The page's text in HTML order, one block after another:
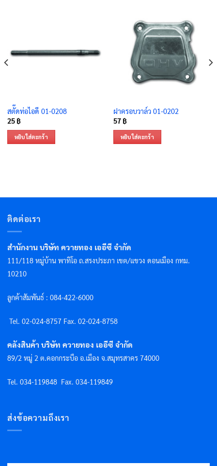
สตั๊ดท่อไอดี 01-0208
25 ฿
หยิบใส่ตะกร้า
ฝาครอบวาล์ว 01-0202
57 ฿
หยิบใส่ตะกร้า
ติดต่อเรา
สำนักงาน บริษัท ควายทอง เออีซี จำกัด
111/118 หมู่บ้าน พาทิโอ ถ.สรงประภา เขต/แขวง ดอนเมือง กทม.
10210
ลูกค้าสัมพันธ์ : 084-422-6000
Tel. 02-024-8757 Fax. 02-024-8758
คลังสินค้า บริษัท ควายทอง เออีซี จำกัด
89/2 หมู่ 2 ต.คอกกระบือ อ.เมือง จ.สมุทรสาคร 74000
Tel. 034-119848 Fax. 034-119849
ส่งข้อความถึงเรา